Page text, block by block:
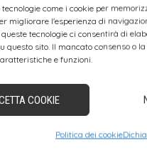
come i cookie per
migliorare l'esperienza di
queste tecnologie ci consentirà di
questo sito. Il mancato consenso o
e funzioni.
COOKIE
Politica dei cookie
libero e
di Braies: Giorno 2
realizzati con
Alto Adige con Date e